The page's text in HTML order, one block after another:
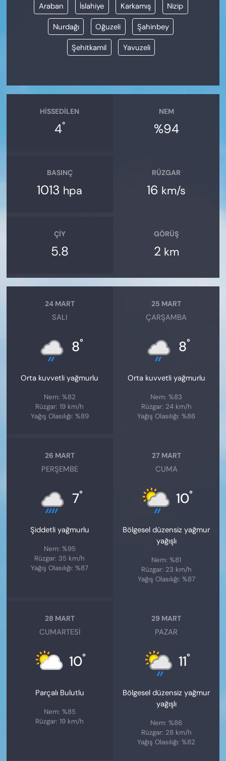
Araban İslahiye Karkamış Nizip
Nurdağı Oğuzeli Şahinbey
Şehitkamil Yavuzeli
HISSEDILEN
4°
NEM
%94
BASINÇ
1013 hpa
RÜZGAR
16 km/s
ÇIY
5.8
GÖRÜŞ
2 km
24 MART
SALI
8°
Orta kuvvetli yağmurlu
Nem: %82
Rüzgar: 19 km/h
Yağış Olasılığı: %89
25 MART
ÇARŞAMBA
8°
Orta kuvvetli yağmurlu
Nem: %83
Rüzgar: 24 km/h
Yağış Olasılığı: %86
26 MART
PERŞEMBE
7°
Şiddetli yağmurlu
Nem: %95
Rüzgar: 35 km/h
Yağış Olasılığı: %87
27 MART
CUMA
10°
Bölgesel düzensiz yağmur
yağışlı
Nem: %81
Rüzgar: 23 km/h
Yağış Olasılığı: %87
28 MART
CUMARTESI
10°
Parçalı Bulutlu
Nem: %85
Rüzgar: 19 km/h
29 MART
PAZAR
11°
Bölgesel düzensiz yağmur
yağışlı
Nem: %86
Rüzgar: 28 km/h
Yağış Olasılığı: %82